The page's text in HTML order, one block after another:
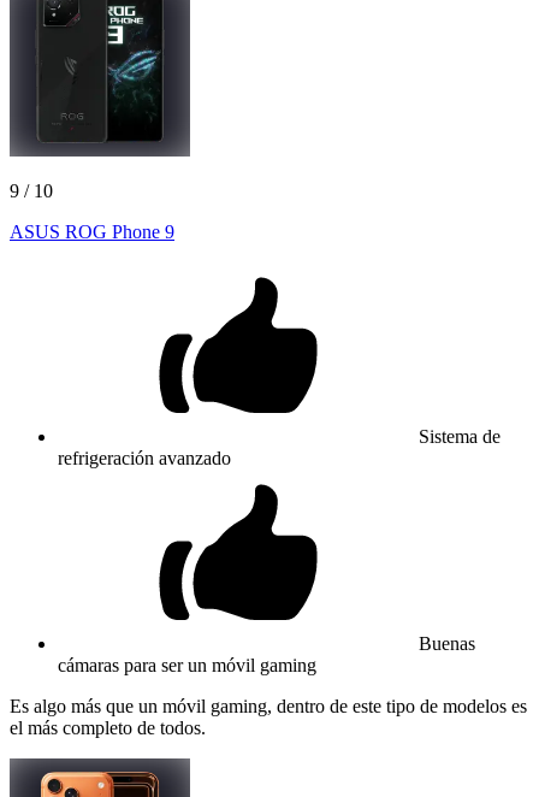
9 / 10
ASUS ROG Phone 9
Sistema de
refrigeración avanzado
Buenas
cámaras para ser un móvil gaming
Es algo más que un móvil gaming, dentro de este tipo de modelos es
el más completo de todos.